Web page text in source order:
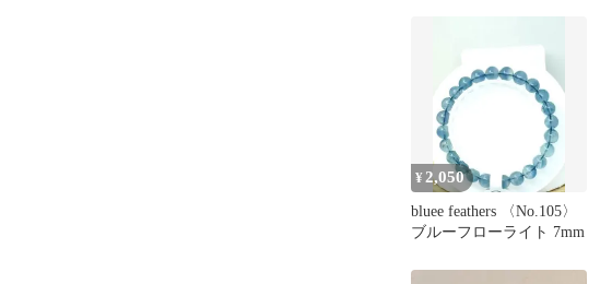
¥ 2,050
bluee feathers 〈No.105〉
ブルーフローライト 7mm